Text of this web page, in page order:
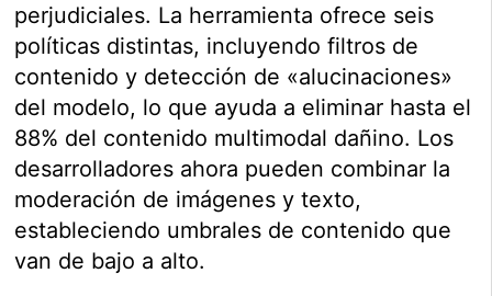
perjudiciales. La herramienta ofrece seis
políticas distintas, incluyendo filtros de
contenido y detección de «alucinaciones»
del modelo, lo que ayuda a eliminar hasta el
88% del contenido multimodal dañino. Los
desarrolladores ahora pueden combinar la
moderación de imágenes y texto,
estableciendo umbrales de contenido que
van de bajo a alto.